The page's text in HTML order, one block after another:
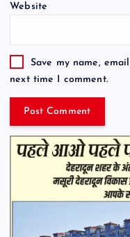
Website
Save my name,
next time I comment.